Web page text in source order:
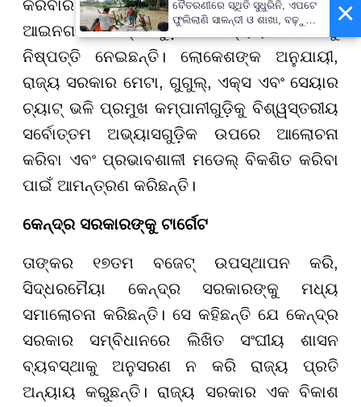
କରିବାର ଫାଶରେ ପଡ଼ୁଛନ୍ତି। ତେଣୁ, ସରକାର
ଆଇନଗତ ବିକଳ୍ପ ଗୁଡ଼ିକର ଅଧ୍ୟୟନ କରିବାକୁ
ନିଷ୍ପତ୍ତି ନେଇଛନ୍ତି। ଲୋକେଶଙ୍କ ଅନୁଯାୟୀ,
ରାଜ୍ୟ ସରକାର ମେଟା, ଗୁଗୁଲ୍, ଏକ୍ସ ଏବଂ ସେୟାର
ଚ୍ୟାଟ୍ ଭଳି ପ୍ରମୁଖ କମ୍ପାନୀଗୁଡ଼ିକୁ ବିଶ୍ୱସ୍ତରୀୟ
ସର୍ବୋତ୍ତମ ଅଭ୍ୟାସଗୁଡ଼ିକ ଉପରେ ଆଲୋଚନା
କରିବା ଏବଂ ପ୍ରଭାବଶାଳୀ ମଡେଲ୍ ବିକଶିତ କରିବା
ପାଇଁ ଆମନ୍ତ୍ରଣ କରିଛନ୍ତି।
କେନ୍ଦ୍ର ସରକାରଙ୍କୁ ଟାର୍ଗେଟ
ତାଙ୍କର ୧୭ତମ ବଜେଟ୍ ଉପସ୍ଥାପନ କରି,
ସିଦ୍ଧରମୈୟା କେନ୍ଦ୍ର ସରକାରଙ୍କୁ ମଧ୍ୟ
ସମାଲୋଚନା କରିଛନ୍ତି। ସେ କହିଛନ୍ତି ଯେ କେନ୍ଦ୍ର
ସରକାର ସମ୍ବିଧାନରେ ଲିଖିତ ସଂଘୀୟ ଶାସନ
ବ୍ୟବସ୍ଥାକୁ ଅନୁସରଣ ନ କରି ରାଜ୍ୟ ପ୍ରତି
ଅନ୍ୟାୟ କରୁଛନ୍ତି। ରାଜ୍ୟ ସରକାର ଏକ ବିକାଶ
×
ବୈତରଣୀରେ ସ୍ଥିତି ସୁଧୁରିନି, ଏପଟେ
ଫୁଲିଲାଣି ସାଳନ୍ଦୀ ଓ ଶାଖା, ବଢ଼ୁଛି
ବନ୍ୟା ଭୟ